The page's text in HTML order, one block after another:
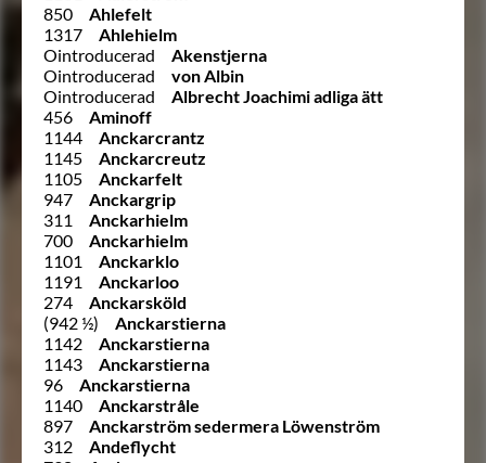
850
Ahlefelt
1317
Ahlehielm
Ointroducerad
Akenstjerna
Ointroducerad
von Albin
Ointroducerad
Albrecht Joachimi adliga ätt
456
Aminoff
1144
Anckarcrantz
1145
Anckarcreutz
1105
Anckarfelt
947
Anckargrip
311
Anckarhielm
700
Anckarhielm
1101
Anckarklo
1191
Anckarloo
274
Anckarsköld
(942 ½)
Anckarstierna
1142
Anckarstierna
1143
Anckarstierna
96
Anckarstierna
1140
Anckarstråle
897
Anckarström sedermera Löwenström
312
Andeflycht